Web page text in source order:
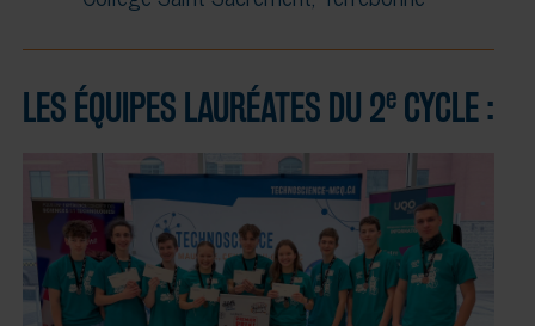
LES ÉQUIPES LAURÉATES DU 2eCYCLE :